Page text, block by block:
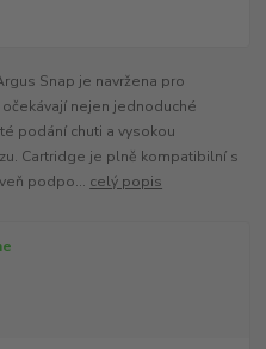
Snap je navržena pro
nejen jednoduché
podání chuti a vysokou
Cartridge je plně kompatibilní s
podpo... celý popis